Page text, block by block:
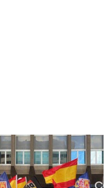
DN ante las